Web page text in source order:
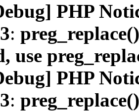
PHP
:
use
PHP
: